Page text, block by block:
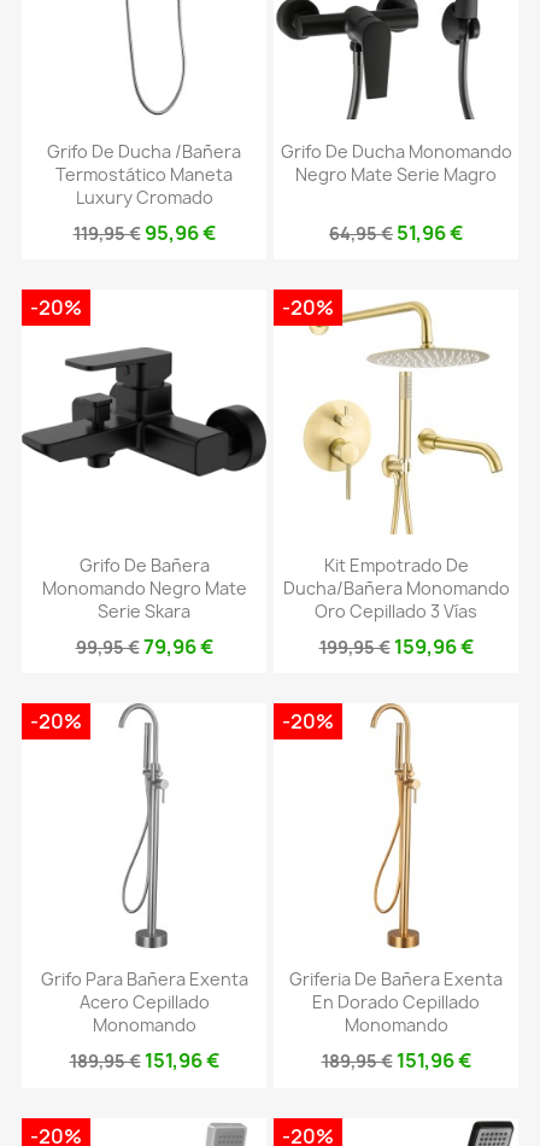
Grifo De Ducha /bañera
Termostático Maneta
Luxury Cromado
119,95 € 95,96 €
Grifo De Ducha Monomando
Negro Mate Serie Magro
64,95 € 51,96 €
Grifo De Bañera
Monomando Negro Mate
Serie Skara
99,95 €79,96 €
-20%
Kit Empotrado De
Ducha/bañera Monomando
Oro Cepillado 3 Vías
199,95 € 159,96 €
-20%
Grifo Para Bañera Exenta
Acero Cepillado
Monomando
189,95 € 151,96 €
-20%
Griferia De Bañera Exenta
En Dorado Cepillado
Monomando
189,95 € 151,96 €
-20%
-20% -20%